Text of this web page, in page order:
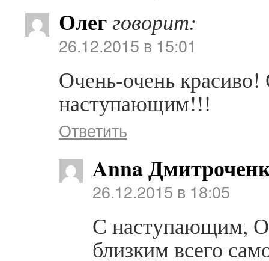
Олегговорит:
26.12.2015 в 15:01
Очень-очень
наступающим!!!
Ответить
Anna
26.12.2015 в 18:05
С наступающим,
близким всего